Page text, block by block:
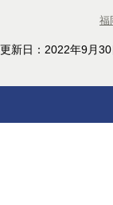
福
更新日：2022年9月30